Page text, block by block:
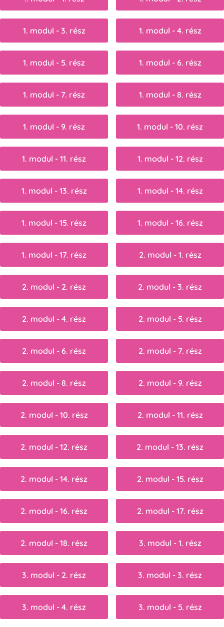
1. modul - 3. rész 1. modul - 4. rész
1. modul - 5. rész 1. modul - 6. rész
1. modul - 7. rész 1. modul - 8. rész
1. modul - 9. rész 1. modul - 10. rész
1. modul - 11. rész 1. modul - 12. rész
1. modul - 13. rész 1. modul - 14. rész
1. modul - 15. rész 1. modul - 16. rész
1. modul - 17. rész 2. modul - 1. rész
2. modul - 2. rész 2. modul - 3. rész
2. modul - 4. rész 2. modul - 5. rész
2. modul - 6. rész 2. modul - 7. rész
2. modul - 8. rész 2. modul - 9. rész
2. modul - 10. rész 2. modul - 11. rész
2. modul - 12. rész 2. modul - 13. rész
2. modul - 14. rész 2. modul - 15. rész
2. modul - 16. rész 2. modul - 17. rész
2. modul - 18. rész 3. modul - 1. rész
3. modul - 2. rész 3. modul - 3. rész
3. modul - 4. rész 3. modul - 5. rész